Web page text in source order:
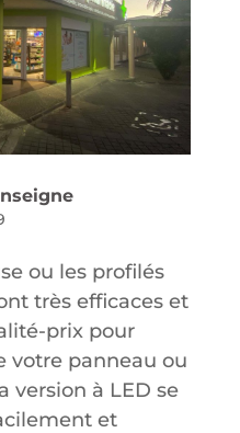
ou les profilés
très efficaces et
prix pour
votre panneau ou
version à LED se
et